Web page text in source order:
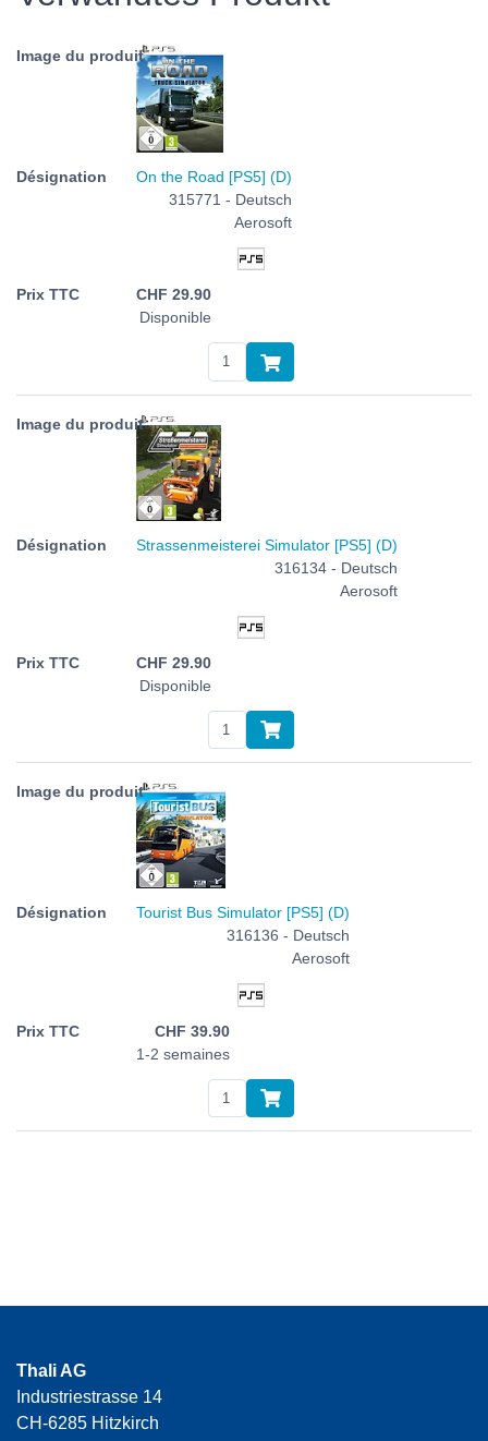
On the Road [PS5] (D)
315771 - Deutsch
Aerosoft
CHF 29.90
Disponible
Strassenmeisterei Simulator [PS5] (D)
316134 - Deutsch
Aerosoft
CHF 29.90
Disponible
Tourist Bus Simulator [PS5] (D)
316136 - Deutsch
Aerosoft
CHF 39.90
1-2 semaines
Thali AG
Industriestrasse 14
CH-6285 Hitzkirch